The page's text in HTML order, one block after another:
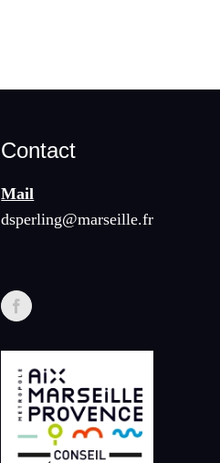
Contact
Mail
dsperling@marseille.fr